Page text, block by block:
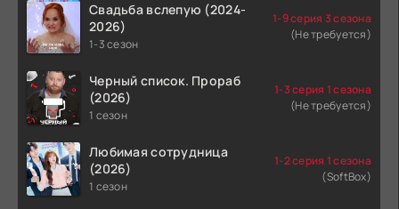
Свадьба вслепую (2024-
2026)
1-3 сезон
1-9 серия 3 сезона
(Не требуется)
Черный список. Прораб
(2026)
1 сезон
1-3 серия 1 сезона
(Не требуется)
Любимая сотрудница
(2026)
1 сезон
1-2 серия 1 сезона
(SoftBox)